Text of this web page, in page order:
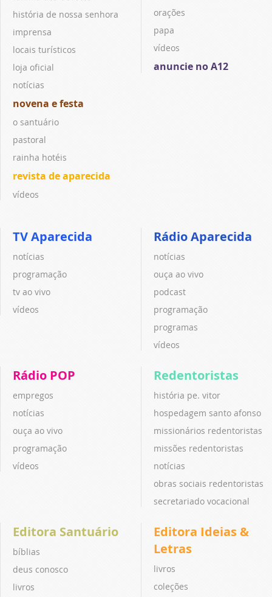
história de nossa senhora
imprensa
locais turísticos
loja oficial
notícias
novena e festa
o santuário
pastoral
rainha hotéis
revista de aparecida
vídeos
orações
papa
vídeos
anuncie no A12
TV Aparecida
notícias
programação
tv ao vivo
vídeos
Rádio Aparecida
notícias
ouça ao vivo
podcast
programação
programas
vídeos
Rádio POP
empregos
notícias
ouça ao vivo
programação
vídeos
Redentoristas
história pe. vitor
hospedagem santo afonso
missionários redentoristas
missões redentoristas
notícias
obras sociais redentoristas
secretariado vocacional
Editora Santuário
bíblias
deus conosco
livros
Editora Ideias &
Letras
livros
coleções